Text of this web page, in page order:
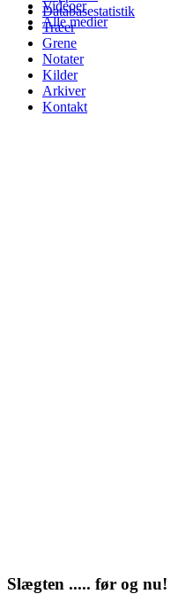
Videoer
Alle medier
Databasestatistik
Træer
Grene
Notater
Kilder
Arkiver
Kontakt
Slægten ..... før og nu!